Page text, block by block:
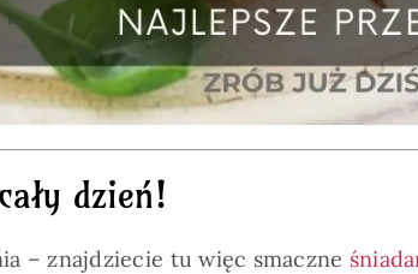
dzień!
– znajdziecie tu więc smaczne